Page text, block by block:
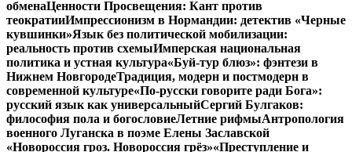
обменаЦенности Просвещения: Кант против
теократииИмпрессионизм в Нормандии: детектив «Черные
кувшинки»Язык без политической мобилизации:
реальность против схемыИмперская национальная
политика и устная культура«Буй-тур блюз»: фэнтези в
Нижнем НовгородеТрадиция, модерн и постмодерн в
современной культуре«По-русски говорите ради Бога»:
русский язык как универсальныйСергий Булгаков:
философия пола и богословиеЛетние рифмыАнтропология
военного Луганска в поэме Елены Заславской
«Новороссия гроз. Новороссия грёз»«Преступление и